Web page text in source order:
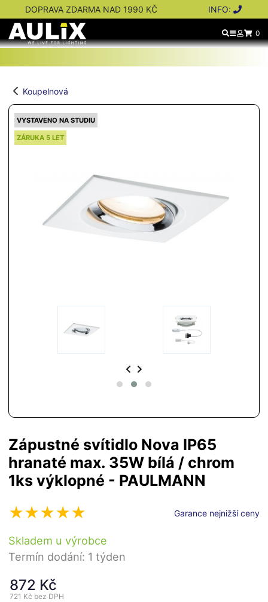
DOPRAVA ZDARMA NAD 1990 KČ INFO:
0
Koupelnová
Zápustné svítidlo Nova IP65
hranaté max. 35W bílá / chrom
1ks výklopné - PAULMANN
Garance nejnižší ceny
VYSTAVENO NA STUDIU
ZÁRUKA 5 LET
Skladem u výrobce
Termín dodání: 1 týden
872 Kč
721 Kč bez DPH